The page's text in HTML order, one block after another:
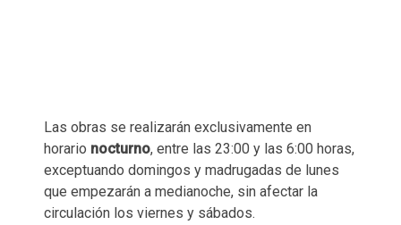
Las obras se realizarán exclusivamente en
horario nocturno, entre las 23:00 y las 6:00 horas,
exceptuando domingos y madrugadas de lunes
que empezarán a medianoche, sin afectar la
circulación los viernes y sábados.